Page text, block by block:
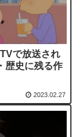
で放送され
歴史に残る作
2023.02.27